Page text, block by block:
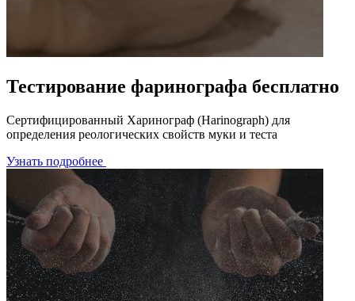
Тестирование фаринографа бесплатно
Сертифицированный Харинограф (Harinograph) для
определения реологических свойств муки и теста
Узнать подробнее